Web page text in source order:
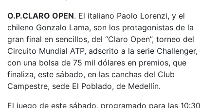
O.P.CLARO OPEN. El italiano Paolo Lorenzi, y el
chileno Gonzalo Lama, son los protagonistas de la
gran final en sencillos, del “Claro Open”, torneo del
Circuito Mundial ATP, adscrito a la serie Challenger,
con una bolsa de 75 mil dólares en premios, que
finaliza, este sábado, en las canchas del Club
Campestre, sede El Poblado, de Medellín.
El juego de este sábado, programado para las 10:30